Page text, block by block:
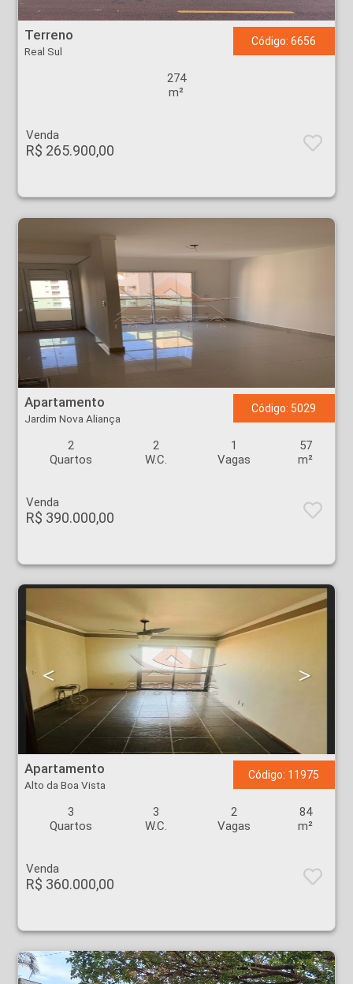
Terreno - Real Sul - Ribeirão Preto
Terreno
Real Sul
Código: 6656
274
m²
Venda
R$ 265.900,00
Apartamento - Jardim Nova Aliança - Ribeirão Preto
Apartamento
Jardim Nova Aliança
Código: 5029
2
Quartos
2
W.C.
1
Vagas
57
m²
Venda
R$ 390.000,00
Apartamento - Alto da Boa Vista - Ribeirão Preto
Apartamento
Alto da Boa Vista
Código: 11975
3
Quartos
3
W.C.
2
Vagas
84
m²
Venda
R$ 360.000,00